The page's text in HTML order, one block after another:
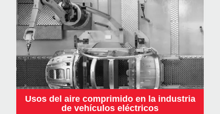
Usos del aire comprimido en la industria
de vehículos eléctricos